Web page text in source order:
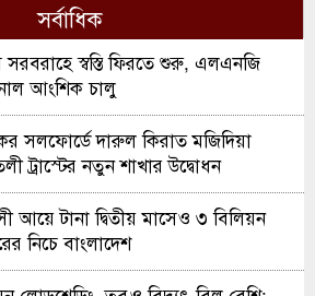
সর্বাধিক
সরবরাহে স্বস্তি ফিরতে শুরু, এলএনজি
আংশিক চালু
সলফোর্ডে দারুল কিরাত মজিদিয়া
ট্রাস্টের নতুন শাখার উদ্বোধন
আয়ে টানা দ্বিতীয় মাসেও ৩ বিলিয়ন
নিচে বাংলাদেশ